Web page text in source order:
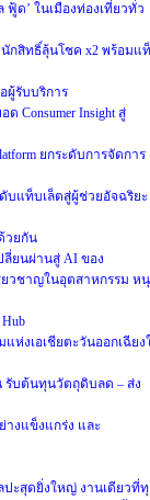
ด’ ในเมืองท่องเที่ยวทั่ว
กสิทธิ์ลุ้นโชค x2 พร้อมแ
ผู้รับบริการ
Consumer Insight สู่
ยกระดับการจัดการ
บแท็บเล็ตสู่ผู้ช่วยอัจฉริยะ
วยกัน
ลี่ยนผ่านสู่ AI ของ
ยวชาญในอุตสาหกรรม ห
แห่งเอเชียตะวันออกเฉียง
รับต้นทุนวัตถุดิบลด – ส่ง
างแข็งแกร่ง และ
ปะสุดยิ่งใหญ่ งานเดียวที่